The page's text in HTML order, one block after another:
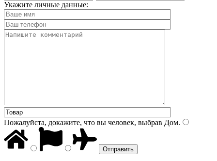
Укажите личные данные:
Пожалуйста, докажите, что вы человек, выбрав Дом.